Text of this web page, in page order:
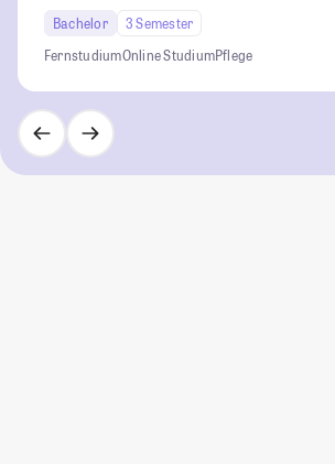
Bachelor
3 Semester
FernstudiumOnline StudiumPflege